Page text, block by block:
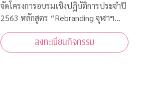
จัดโครงการอบรมเชิงปฏิบัติการประจำปี
2563 หลักสูตร “Rebranding จุฬาฯ
และการสื่อสารประชาสัมพันธ์ภายหลัง
สถานการณ์โควิด-19”
ลงทะเบียนกิจกรรม